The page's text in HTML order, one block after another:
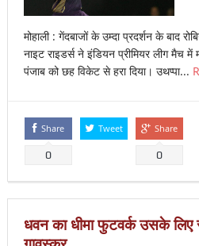
मोहाली : गेंदबाजों के उम्दा प्रदर्शन के बाद
नाइट राइडर्स ने इंडियन प्रीमियर लीग मैच
पंजाब को छह विकेट से हरा दिया। उथप्पा...
Share
0
Tweet Share
0
धवन का धीमा फुटवर्क उसके लिए